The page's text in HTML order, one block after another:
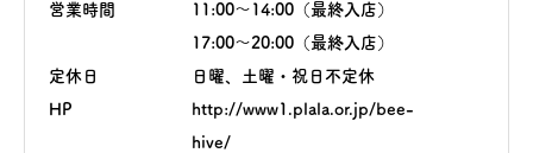
営業時間
11:00〜14:00（最終入店）
17:00〜20:00（最終入店）
定休日
日曜、土曜・祝日不定休
HP
http://www1.plala.or.jp/bee-
hive/